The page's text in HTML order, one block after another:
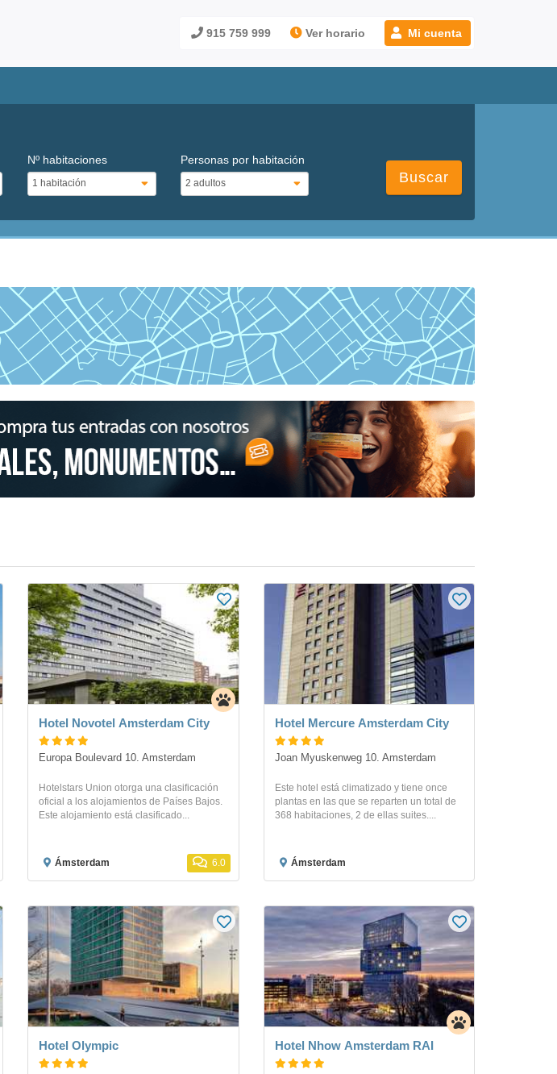
915 759 999 Ver horario Mi cuenta
Nº habitaciones Personas por habitación
Buscar
Hotel Novotel Amsterdam City
Europa Boulevard 10. Amsterdam
Hotelstars Union otorga una clasificación
oficial a los alojamientos de Países Bajos.
Este alojamiento está clasificado...
Ámsterdam 6.0
Hotel Mercure Amsterdam City
Joan Myuskenweg 10. Amsterdam
Este hotel está climatizado y tiene once
plantas en las que se reparten un total de
368 habitaciones, 2 de ellas suites....
Ámsterdam
Hotel Olympic Hotel Nhow Amsterdam RAI